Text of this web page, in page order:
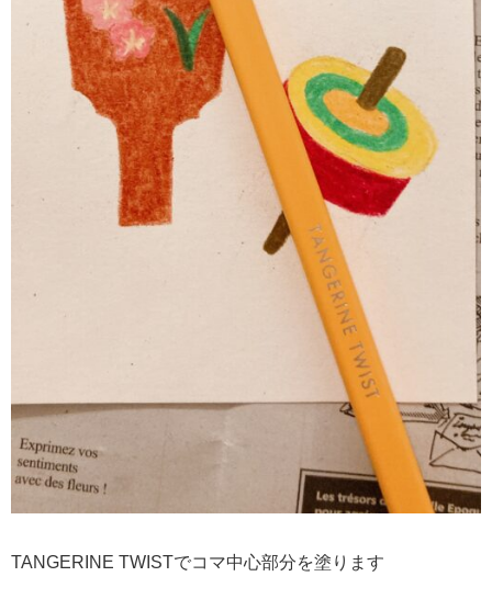
TANGERINE TWISTでコマ中心部分を塗ります